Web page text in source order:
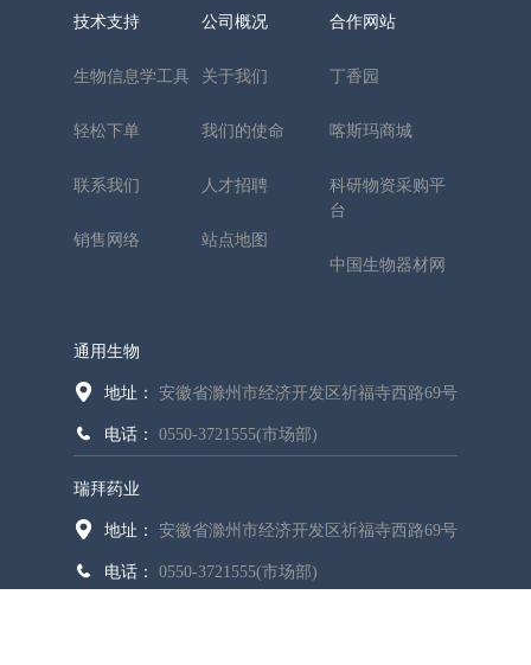
技术支持
生物信息学工具
轻松下单
联系我们
销售网络
公司概况
关于我们
我们的使命
人才招聘
站点地图
合作网站
丁香园
喀斯玛商城
科研物资采购平
台
中国生物器材网
通用生物
地址： 安徽省滁州市经济开发区祈福寺西路69号
电话： 0550-3721555(市场部)
瑞拜药业
地址： 安徽省滁州市经济开发区祈福寺西路69号
电话： 0550-3721555(市场部)